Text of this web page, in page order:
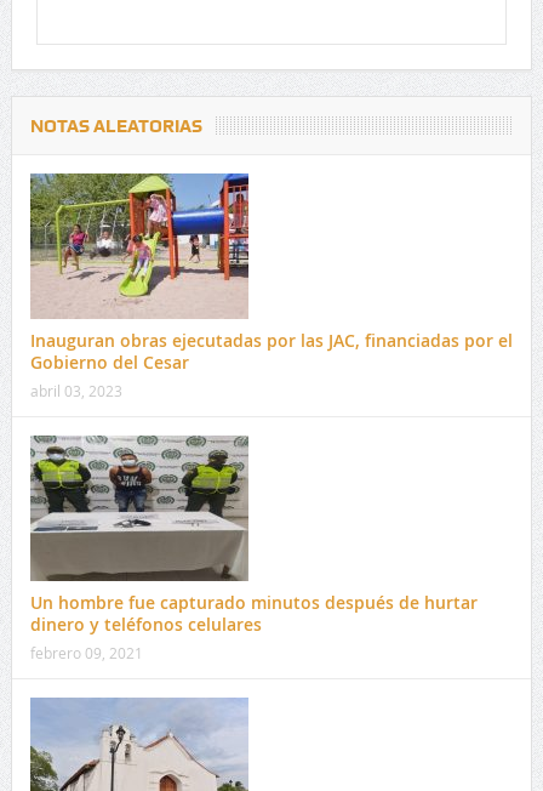
NOTAS ALEATORIAS
Inauguran obras ejecutadas por las JAC, financiadas por el
Gobierno del Cesar
abril 03, 2023
Un hombre fue capturado minutos después de hurtar
dinero y teléfonos celulares
febrero 09, 2021